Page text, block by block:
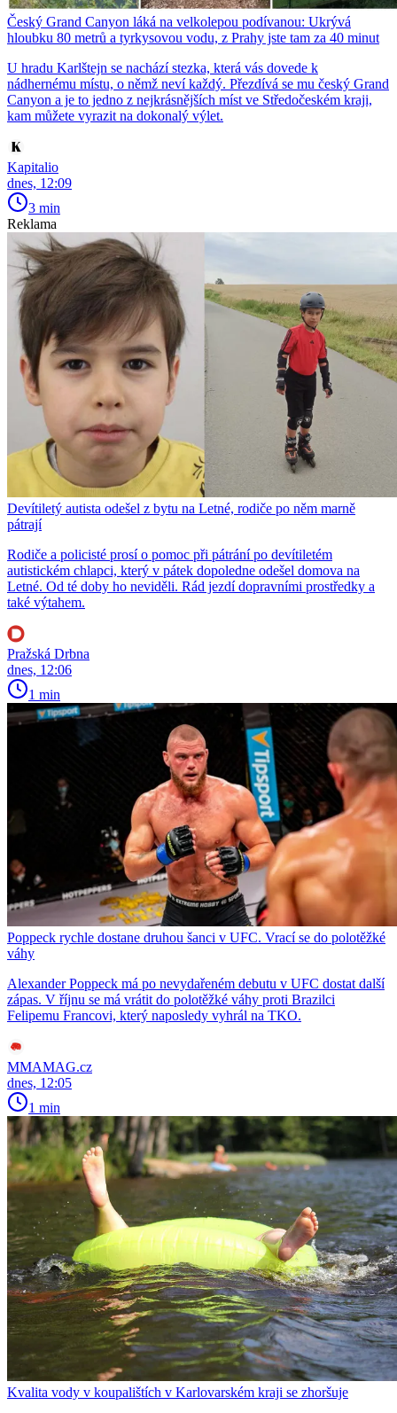
Český Grand Canyon láká na velkolepou podívanou: Ukrývá
hloubku 80 metrů a tyrkysovou vodu, z Prahy jste tam za 40 minut
U hradu Karlštejn se nachází stezka, která vás dovede k
nádhernému místu, o němž neví každý. Přezdívá se mu český Grand
Canyon a je to jedno z nejkrásnějších míst ve Středočeském kraji,
kam můžete vyrazit na dokonalý výlet.
Kapitalio
dnes, 12:09
3 min
Reklama
Devítiletý autista odešel z bytu na Letné, rodiče po něm marně
pátrají
Rodiče a policisté prosí o pomoc při pátrání po devítiletém
autistickém chlapci, který v pátek dopoledne odešel domova na
Letné. Od té doby ho neviděli. Rád jezdí dopravními prostředky a
také výtahem.
Pražská Drbna
dnes, 12:06
1 min
Poppeck rychle dostane druhou šanci v UFC. Vrací se do polotěžké
váhy
Alexander Poppeck má po nevydařeném debutu v UFC dostat další
zápas. V říjnu se má vrátit do polotěžké váhy proti Brazilci
Felipemu Francovi, který naposledy vyhrál na TKO.
MMAMAG.cz
dnes, 12:05
1 min
Kvalita vody v koupalištích v Karlovarském kraji se zhoršuje